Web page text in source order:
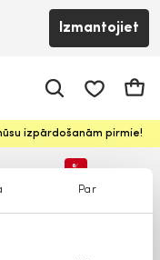
Par
Izmantojiet
izpārdošanām pirmie!
%
Lielāki izmēri